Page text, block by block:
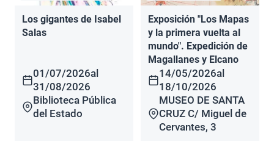
Los gigantes de Isabel
Salas
01/07/2026al
31/08/2026
Biblioteca Pública
del Estado
Exposición "Los Mapas
y la primera vuelta al
mundo". Expedición de
Magallanes y Elcano
14/05/2026al
18/10/2026
MUSEO DE SANTA
CRUZ C/ Miguel de
Cervantes, 3